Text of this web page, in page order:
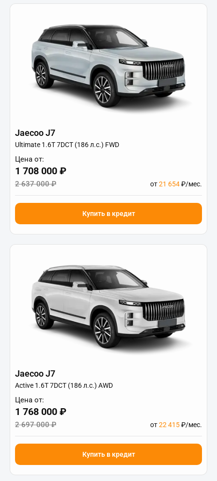
Jaecoo J7
Ultimate 1.6T 7DCT (186 л.с.) FWD
Цена от:
1 708 000 ₽
2 637 000 ₽ от21 654₽/мес.
Купить в кредит
Jaecoo J7
Active 1.6T 7DCT (186 л.с.) AWD
Цена от:
1 768 000 ₽
2 697 000 ₽ от22 415₽/мес.
Купить в кредит